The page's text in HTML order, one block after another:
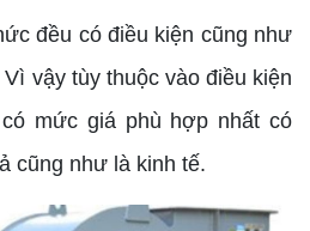
đều có điều kiện cũng như
vậy tùy thuộc vào điều kiện
mức giá phù hợp nhất có
cũng như là kinh tế.